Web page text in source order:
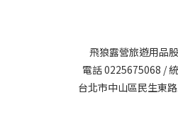
飛狼露營旅遊用品
電話 0225675068 /
台北市中山區民生東